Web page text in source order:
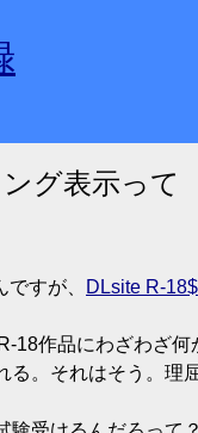
グ表示って
すが、 DLsite R-18
18作品にわざわざ
る。それはそう。理